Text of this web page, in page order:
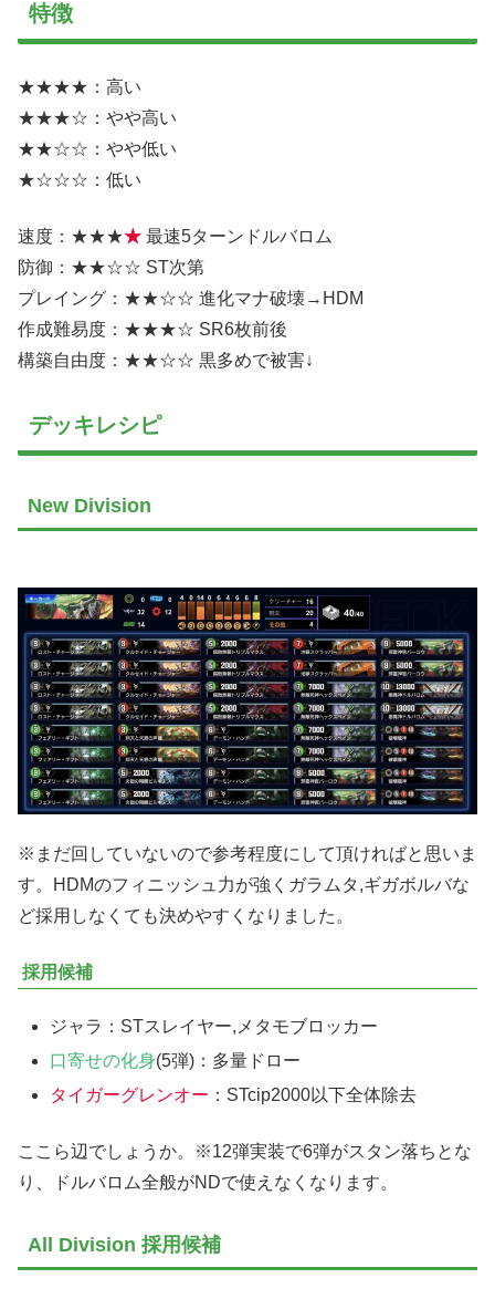
特徴
★★★★：高い
★★★☆：やや高い
★★☆☆：やや低い
★☆☆☆：低い
速度：★★★★ 最速5ターンドルバロム
防御：★★☆☆ ST次第
プレイング：★★☆☆ 進化マナ破壊→HDM
作成難易度：★★★☆ SR6枚前後
構築自由度：★★☆☆ 黒多めで被害↓
デッキレシピ
New Division
※まだ回していないので参考程度にして頂ければと思いま
す。HDMのフィニッシュ力が強くガラムタ,ギガボルバな
ど採用しなくても決めやすくなりました。
採用候補
ジャラ：STスレイヤー,メタモブロッカー
口寄せの化身(5弾)：多量ドロー
タイガーグレンオー ：STcip2000以下全体除去
ここら辺でしょうか。※12弾実装で6弾がスタン落ちとな
り、ドルバロム全般がNDで使えなくなります。
All Division 採用候補